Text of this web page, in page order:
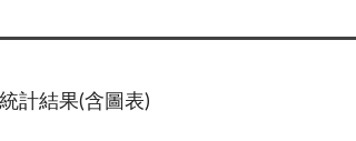
計結果(含圖表)